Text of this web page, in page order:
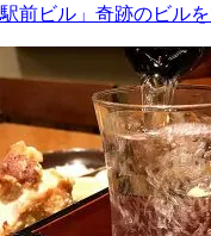
駅前ビル」奇跡のビル